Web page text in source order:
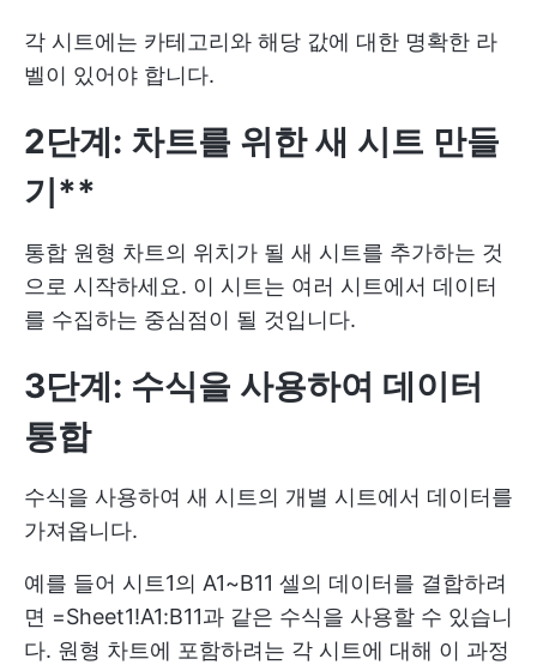
각 시트에는 카테고리와 해당 값에 대한 명확한 라
벨이 있어야 합니다.
2단계: 차트를 위한 새 시트 만들
기**
통합 원형 차트의 위치가 될 새 시트를 추가하는 것
으로 시작하세요. 이 시트는 여러 시트에서 데이터
를 수집하는 중심점이 될 것입니다.
3단계: 수식을 사용하여 데이터
통합
수식을 사용하여 새 시트의 개별 시트에서 데이터를
가져옵니다.
예를 들어 시트1의 A1~B11 셀의 데이터를 결합하려
면 =Sheet1!A1:B11과 같은 수식을 사용할 수 있습니
다. 원형 차트에 포함하려는 각 시트에 대해 이 과정